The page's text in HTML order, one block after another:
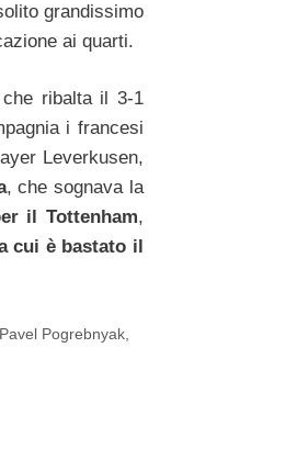
grandissimo
ai quarti.
che ribalta il 3-1
i francesi
Leverkusen,
, che sognava la
il Tottenham,
cui è bastato il
Pavel Pogrebnyak,